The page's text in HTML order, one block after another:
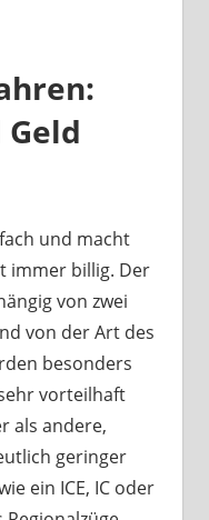
und macht
immer billig. Der
von zwei
von der Art des
besonders
vorteilhaft
als andere,
geringer
ein ICE, IC oder